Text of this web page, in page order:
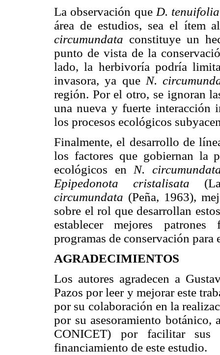
La observación que D. tenuifolia
área de estudios, sea el ítem
circumundata constituye un
punto de vista de la
lado, la herbivoría podría
invasora, ya que N.
región. Por el otro, se ignoran
una nueva y fuerte interacción
los procesos ecológicos
Finalmente, el desarrollo de
los factores que gobiernan la
ecológicos en N.
Epipedonota cristalisata
circumundata (Peña, 1963),
sobre el rol que desarrollan
establecer mejores patrones
programas de conservación para
AGRADECIMIENTOS
Los autores agradecen a
Pazos por leer y mejorar este
por su colaboración en la
por su asesoramiento botánico,
CONICET) por facilitar
financiamiento de este estudio.